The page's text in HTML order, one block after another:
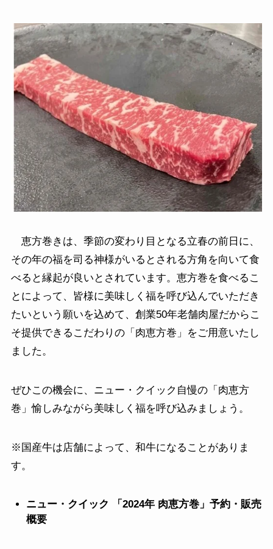
恵方巻きは、季節の変わり目となる立春の前日に、
その年の福を司る神様がいるとされる方角を向いて食
べると縁起が良いとされています。恵方巻を食べるこ
とによって、皆様に美味しく福を呼び込んでいただき
たいという願いを込めて、創業50年老舗肉屋だからこ
そ提供できるこだわりの「肉恵方巻」をご用意いたし
ました。
ぜひこの機会に、ニュー・クイック自慢の「肉恵方
巻」愉しみながら美味しく福を呼び込みましょう。
※国産牛は店舗によって、和牛になることがありま
す。
ニュー・クイック 「2024年 肉恵方巻」予約・販売
概要